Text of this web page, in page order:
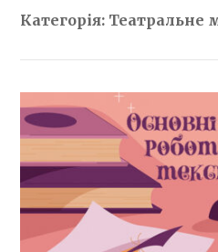
Категорія: Театральне